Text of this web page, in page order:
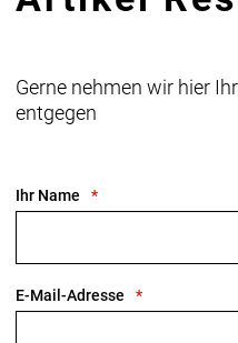
Gerne nehmen wir hier
entgegen
Ihr Name
E-Mail-Adresse